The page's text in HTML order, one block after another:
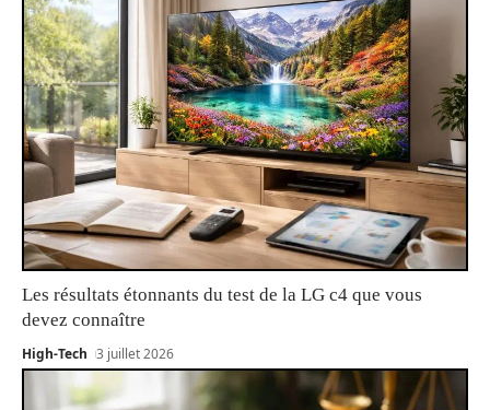
Les résultats étonnants du test de la LG c4 que vous
devez connaître
High-Tech 3 juillet 2026